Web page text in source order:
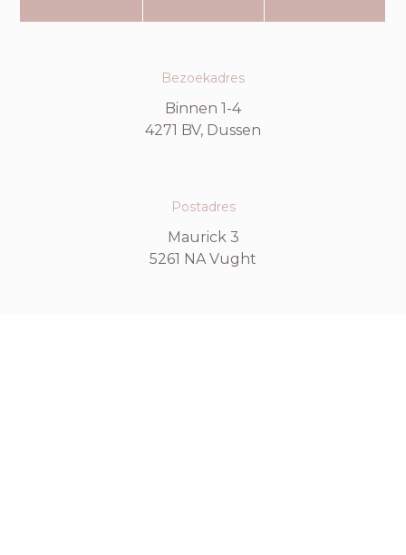
Bezoekadres
Binnen 1-4
4271 BV, Dussen
Postadres
Maurick 3
5261 NA Vught